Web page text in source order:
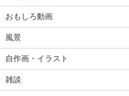
おもしろ動画
風景
自作画・イラスト
雑談